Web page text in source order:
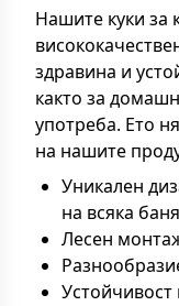
Нашите куки за
здравина и
както за
употреба. Ето
на нашите
Уникален
на всяка баня
Лесен
Устойчивост